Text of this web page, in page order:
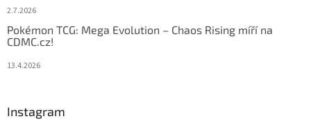
2.7.2026
Pokémon TCG: Mega Evolution – Chaos Rising míří na
CDMC.cz!
13.4.2026
Instagram